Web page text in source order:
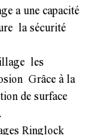
a une capacité
la sécurité
les
Grâce à la
de surface
Ringlock